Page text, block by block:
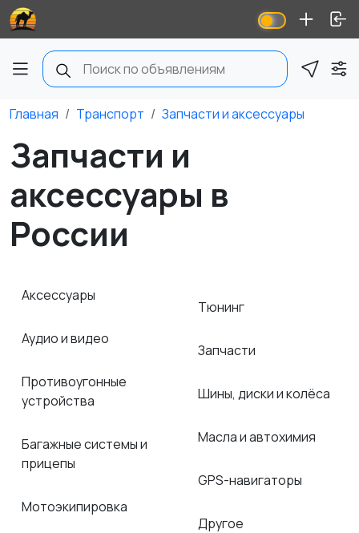
Главная Транспорт Запчасти и аксессуары
Запчасти и
аксессуары в
России
Аксессуары
Аудио и видео
Противоугонные
устройства
Багажные системы и
прицепы
Мотоэкипировка
Тюнинг
Запчасти
Шины, диски и колёса
Масла и автохимия
GPS-навигаторы
Другое